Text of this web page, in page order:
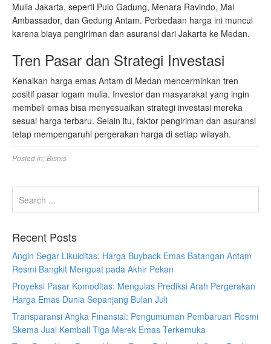
Mulia Jakarta, seperti Pulo Gadung, Menara Ravindo, Mal
Ambassador, dan Gedung Antam. Perbedaan harga ini muncul
karena biaya pengiriman dan asuransi dari Jakarta ke Medan.
Tren Pasar dan Strategi Investasi
Kenaikan harga emas Antam di Medan mencerminkan tren
positif pasar logam mulia. Investor dan masyarakat yang ingin
membeli emas bisa menyesuaikan strategi investasi mereka
sesuai harga terbaru. Selain itu, faktor pengiriman dan asuransi
tetap mempengaruhi pergerakan harga di setiap wilayah.
Posted in:Bisnis
Recent Posts
Angin Segar Likuiditas: Harga Buyback Emas Batangan Antam
Resmi Bangkit Menguat pada Akhir Pekan
Proyeksi Pasar Komoditas: Mengulas Prediksi Arah Pergerakan
Harga Emas Dunia Sepanjang Bulan Juli
Transparansi Angka Finansial: Pengumuman Pembaruan Resmi
Skema Jual Kembali Tiga Merek Emas Terkemuka